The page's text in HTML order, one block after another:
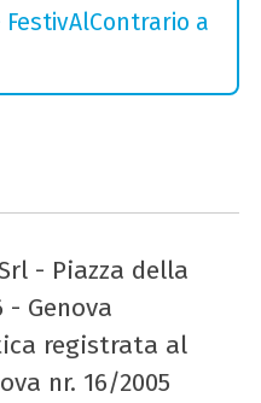
a
- Piazza della
Genova
registrata al
nr. 16/2005